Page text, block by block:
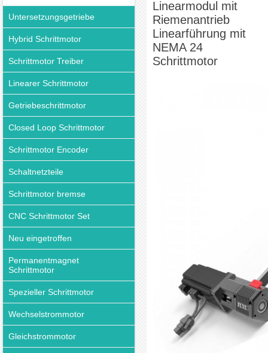
Untersetzungsgetriebe
Hybrid Schrittmotor
Schrittmotor Treiber
Linearer Schrittmotor
Getriebeschrittmotor
Closed Loop Schrittmotor
Schrittmotor Encoder
Schaltnetzteile
Schrittmotor bremse
CNC Schrittmotor Set
Neu eingetroffen
Permanentmagnet
Schrittmotor
Spezieller Schrittmotor
Wechselstrommotor
Gleichstrommotor
Linearmodul mit
Riemenantrieb
Linearführung mit
NEMA 24
Schrittmotor